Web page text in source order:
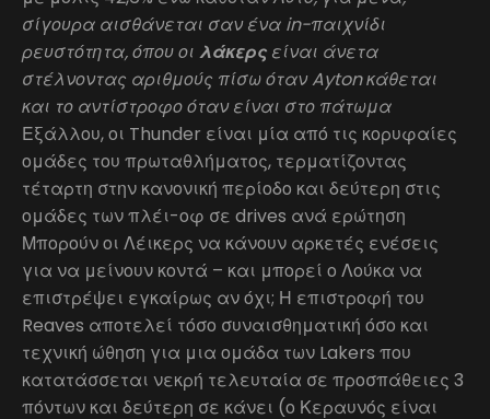
σίγουρα αισθάνεται σαν ένα in-παιχνίδι
ρευστότητα, όπου οι λάκερς είναι άνετα
στέλνοντας αριθμούς πίσω όταν Ayton κάθεται
και το αντίστροφο όταν είναι στο πάτωμα
Εξάλλου, οι Thunder είναι μία από τις κορυφαίες
ομάδες του πρωταθλήματος, τερματίζοντας
τέταρτη στην κανονική περίοδο και δεύτερη στις
ομάδες των πλέι-οφ σε drives ανά ερώτηση
Μπορούν οι Λέικερς να κάνουν αρκετές ενέσεις
για να μείνουν κοντά – και μπορεί ο Λούκα να
επιστρέψει εγκαίρως αν όχι; Η επιστροφή του
Reaves αποτελεί τόσο συναισθηματική όσο και
τεχνική ώθηση για μια ομάδα των Lakers που
κατατάσσεται νεκρή τελευταία σε προσπάθειες 3
πόντων και δεύτερη σε κάνει (ο Κεραυνός είναι